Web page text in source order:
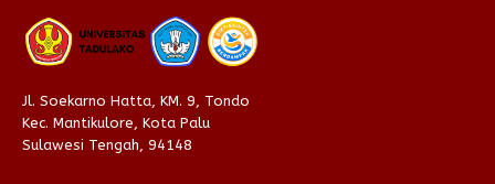
Jl. Soekarno Hatta, KM. 9, Tondo
Kec. Mantikulore, Kota Palu
Sulawesi Tengah, 94148